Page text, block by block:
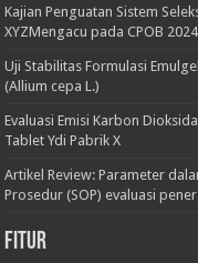
Kajian Penguatan Sistem
XYZMengacu pada CPOB 2024
Uji Stabilitas Formulasi
(Allium cepa L.)
Evaluasi Emisi Karbon
Tablet Ydi Pabrik X
Artikel Review: Parameter
Prosedur (SOP) evaluasi
Fitur